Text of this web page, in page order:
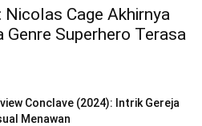
Nicolas Cage Akhirnya
Genre Superhero Terasa
Conclave (2024): Intrik Gereja
Menawan